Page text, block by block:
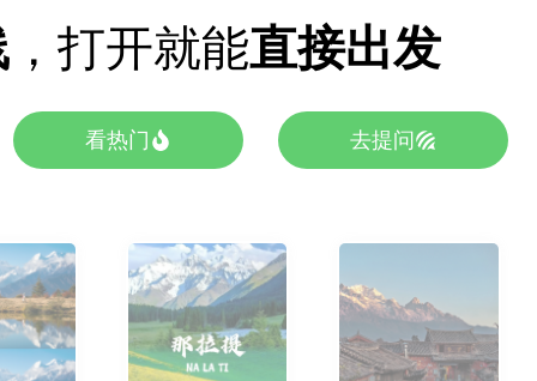
，打开就能直接出发
看热门 去提问